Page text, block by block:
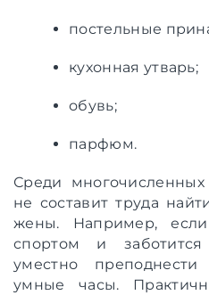
постельные
кухонная утварь;
обувь;
парфюм.
Среди многочисленных
не составит труда
жены. Например, если
спортом и
уместно
умные часы.